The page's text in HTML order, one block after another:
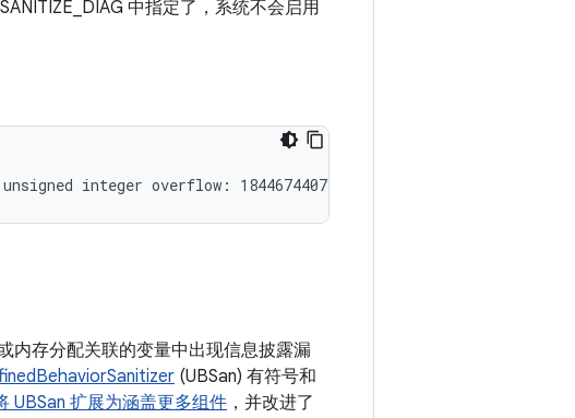
中指定了，系统不会启用
内存分配关联的变量中出现信息披露漏
(UBSan) 有符号和
UBSan 扩展为涵盖更多组件 ，并改进了